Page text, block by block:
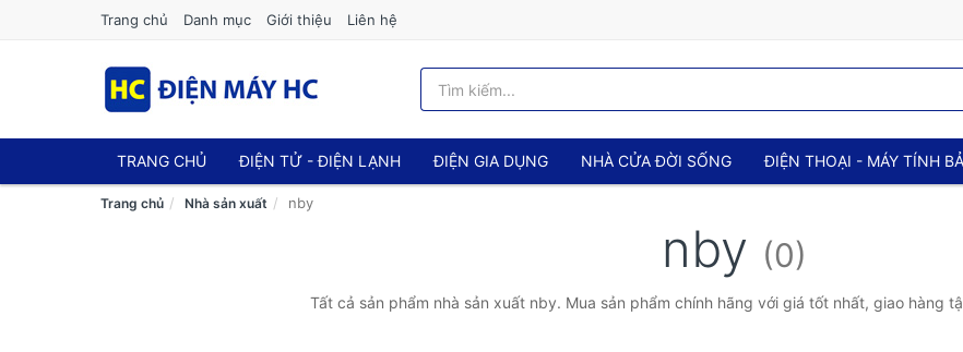
Trang chủ Danh mục Giới thiệu Liên hệ
TRANG CHỦ ĐIỆN TỬ - ĐIỆN LẠNH ĐIỆN GIA DỤNG NHÀ CỬA ĐỜI SỐNG ĐIỆN THOẠI - MÁY TÍNH
Trang chủ Nhà sản xuất nby
nby (0)
Tất cả sản phẩm nhà sản xuất nby. Mua sản phẩm chính hãng với giá tốt nhất, giao hàng